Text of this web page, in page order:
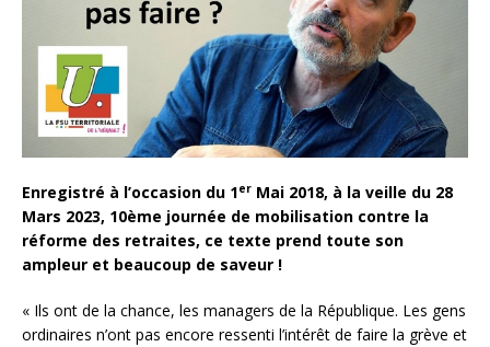
Enregistré à l’occasion du 1er Mai 2018, à la veille du 28
Mars 2023, 10ème journée de mobilisation contre la
réforme des retraites, ce texte prend toute son
ampleur et beaucoup de saveur !
« Ils ont de la chance, les managers de la République. Les gens
ordinaires n’ont pas encore ressenti l’intérêt de faire la grève et